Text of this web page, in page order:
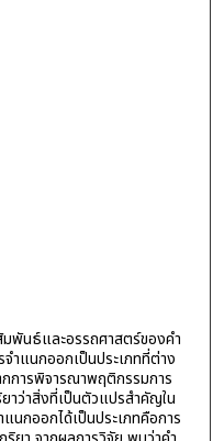
พันธ์และอรรถศาสตร์ของคำ
ำแนกออกเป็นประเภทที่ต่าง
การพิจารณาพฤติกรรมการ
าว่าสิ่งที่เป็นตัวแปรสำคัญใน
นกออกได้เป็นประเภทคือการ